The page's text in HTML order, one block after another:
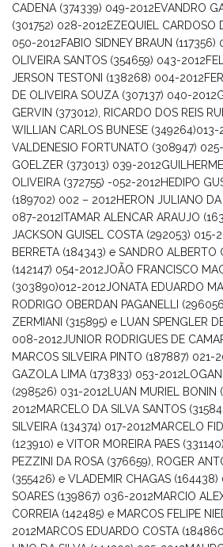
CADENA (374339) 049-2012EVANDRO
(301752) 028-2012EZEQUIEL CARDOSO
050-2012FABIO SIDNEY BRAUN (117356)
OLIVEIRA SANTOS (354659) 043-2012
JERSON TESTONI (138268) 004-2012
DE OLIVEIRA SOUZA (307137) 040-2012
GERVIN (373012), RICARDO DOS REIS
WILLIAN CARLOS BUNESE (349264)013-
VALDENESIO FORTUNATO (308947)
GOELZER (373013) 039-2012
OLIVEIRA (372755) -052-2012HEDIPO
(189702) 002 – 2012HERON JULIANO
087-2012ITAMAR ALENCAR ARAUJO
JACKSON GUISEL COSTA (292053) 015-
BERRETA (184343) e SANDRO ALBERTO
(142147) 054-2012JOÃO FRANCISCO
(303890)012-2012JONATA EDUARDO
RODRIGO OBERDAN PAGANELLI
ZERMIANI (315895) e LUAN SPENGLER
008-2012JUNIOR RODRIGUES DE
MARCOS SILVEIRA PINTO (187887) 021-
GAZOLA LIMA (173833) 053-2012
(298526) 031-2012LUAN MURIEL BONIN
2012MARCELO DA SILVA SANTOS
SILVEIRA (134374) 017-2012MARCELO
(123910) e VITOR MOREIRA PAES
PEZZINI DA ROSA (376659), ROGER
(355426) e VLADEMIR CHAGAS (164438)
SOARES (139867) 036-2012MARCIO
CORREIA (142485) e MARCOS FELIPE
2012MARCOS EDUARDO COSTA